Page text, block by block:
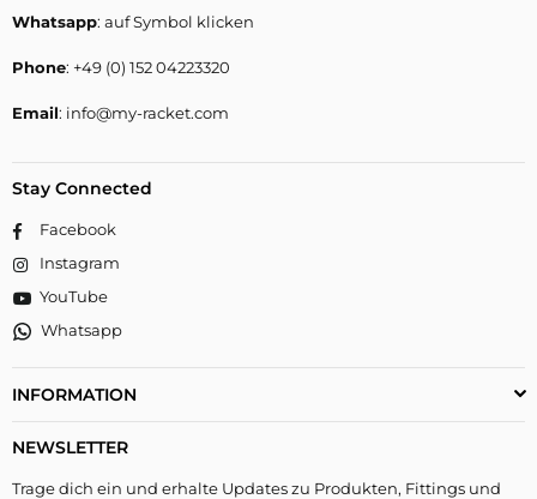
Whatsapp: auf Symbol klicken
Phone: +49 (0) 152 04223320
Email: info@my-racket.com
Stay Connected
Facebook
Instagram
YouTube
Whatsapp
INFORMATION
NEWSLETTER
Trage dich ein und erhalte Updates zu Produkten, Fittings und